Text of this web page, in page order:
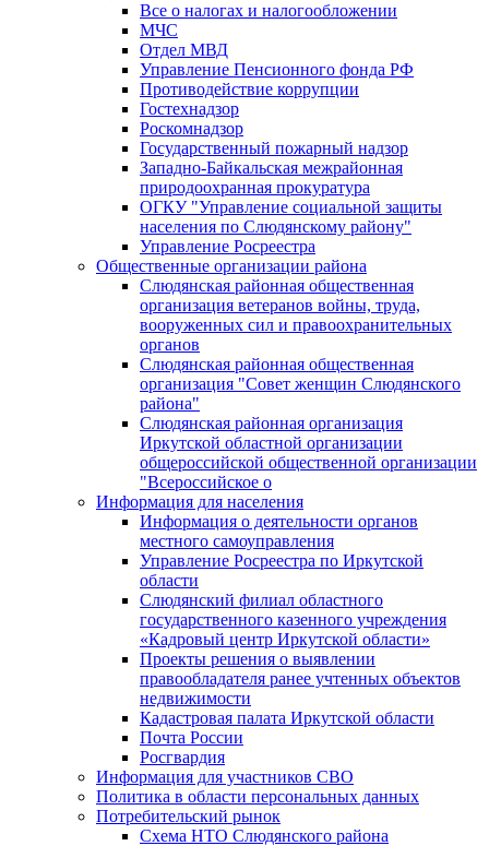
Все о налогах и налогообложении
МЧС
Отдел МВД
Управление Пенсионного фонда РФ
Противодействие коррупции
Гостехнадзор
Роскомнадзор
Государственный пожарный надзор
Западно-Байкальская межрайонная
природоохранная прокуратура
ОГКУ "Управление социальной защиты
населения по Слюдянскому району"
Управление Росреестра
Общественные организации района
Слюдянская районная общественная
организация ветеранов войны, труда,
вооруженных сил и правоохранительных
органов
Слюдянская районная общественная
организация "Совет женщин Слюдянского
района"
Слюдянская районная организация
Иркутской областной организации
общероссийской общественной организации
"Всероссийское о
Информация для населения
Информация о деятельности органов
местного самоуправления
Управление Росреестра по Иркутской
области
Слюдянский филиал областного
государственного казенного учреждения
«Кадровый центр Иркутской области»
Проекты решения о выявлении
правообладателя ранее учтенных объектов
недвижимости
Кадастровая палата Иркутской области
Почта России
Росгвардия
Информация для участников СВО
Политика в области персональных данных
Потребительский рынок
Схема НТО Слюдянского района